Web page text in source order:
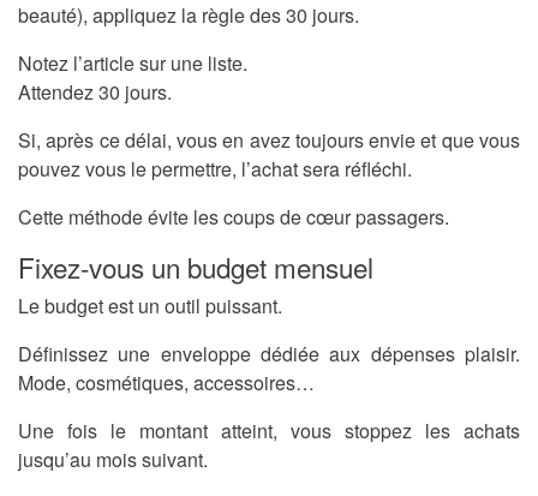
beauté), appliquez la règle des 30 jours.
Notez l’article sur une liste.
Attendez 30 jours.
Si, après ce délai, vous en avez toujours envie et que vous
pouvez vous le permettre, l’achat sera réfléchi.
Cette méthode évite les coups de cœur passagers.
Fixez-vous un budget mensuel
Le budget est un outil puissant.
Définissez une enveloppe dédiée aux dépenses plaisir.
Mode, cosmétiques, accessoires…
Une fois le montant atteint, vous stoppez les achats
jusqu’au mois suivant.